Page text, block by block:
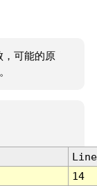
，可能的原
Line
14